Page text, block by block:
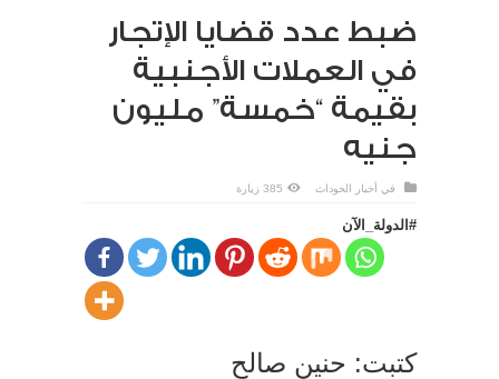
ضبط عدد قضايا الإتجار
في العملات الأجنبية
بقيمة “خمسة” مليون
جنيه
في أخبار الحوداث 385 زيارة
#الدولة_الآن
كتبت: حنين صالح